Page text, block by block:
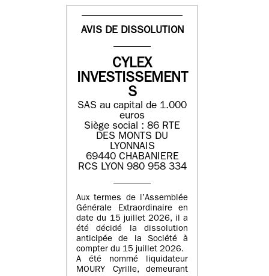
AVIS DE DISSOLUTION
CYLEX
INVESTISSEMENT
S
SAS au capital de 1.000
euros
Siège social : 86 RTE
DES MONTS DU
LYONNAIS
69440 CHABANIERE
RCS LYON 980 958 334
Aux termes de l’Assemblée
Générale Extraordinaire en
date du 15 juillet 2026, il a
été décidé la dissolution
anticipée de la Société à
compter du 15 juillet 2026.
A été nommé liquidateur
MOURY Cyrille, demeurant